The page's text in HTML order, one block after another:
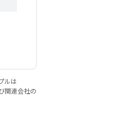
ルは
関連会社の